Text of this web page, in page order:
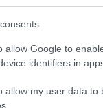
allow Google to
identifiers in
allow my user data